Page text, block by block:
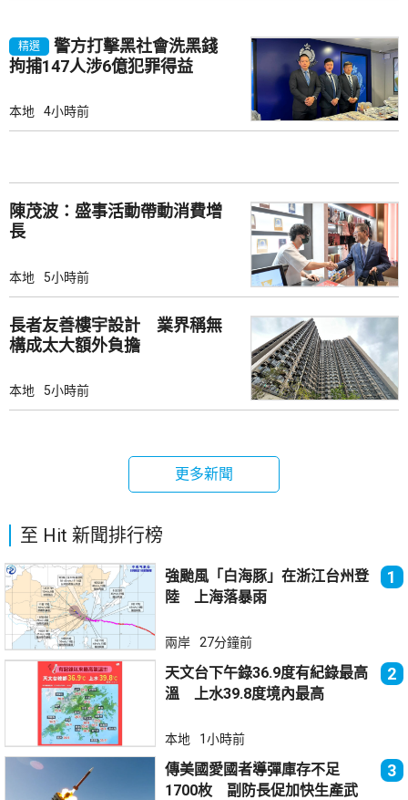
精選
警方打擊黑社會洗黑錢
拘捕147人涉6億犯罪得益
本地 4小時前
陳茂波：盛事活動帶動消費增
長
本地 5小時前
長者友善樓宇設計 業界稱無
構成太大額外負擔
本地 5小時前
更多新聞
至 Hit 新聞排行榜
強颱風「白海豚」在浙江台州登
陸 上海落暴雨
1
兩岸 27分鐘前
天文台下午錄36.9度有紀錄最高
溫 上水39.8度境內最高
2
本地 1小時前
傳美國愛國者導彈庫存不足
1700枚 副防長促加快生產武
3